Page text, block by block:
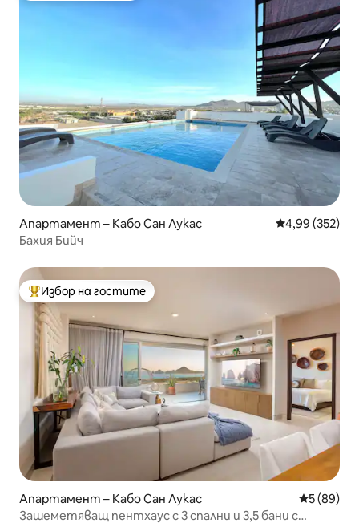
Апартамент – Кабо Сан Лукас Средна
4,99 (352)
Бахия Бийч
Най-популярен избор на гостите
Избор на гостите
Апартамент – Кабо Сан Лукас Средна
5 (89)
Зашеметяващ пентхаус с 3 спални и 3,5 бани с